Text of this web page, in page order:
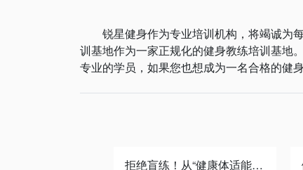
锐星健身作为专业培训机构，将竭诚为
训基地作为一家正规化的健身教练培训基地
专业的学员，如果您也想成为一名合格的健
拒绝盲练！从“健康体适能”到“运动康复”：专业健身教练的必修进阶之路